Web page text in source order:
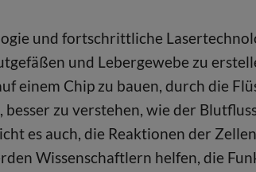
und fortschrittliche
und Lebergewebe zu
einem Chip zu bauen, durch die
zu verstehen, wie der
es auch, die Reaktionen der
Wissenschaftlern helfen, die